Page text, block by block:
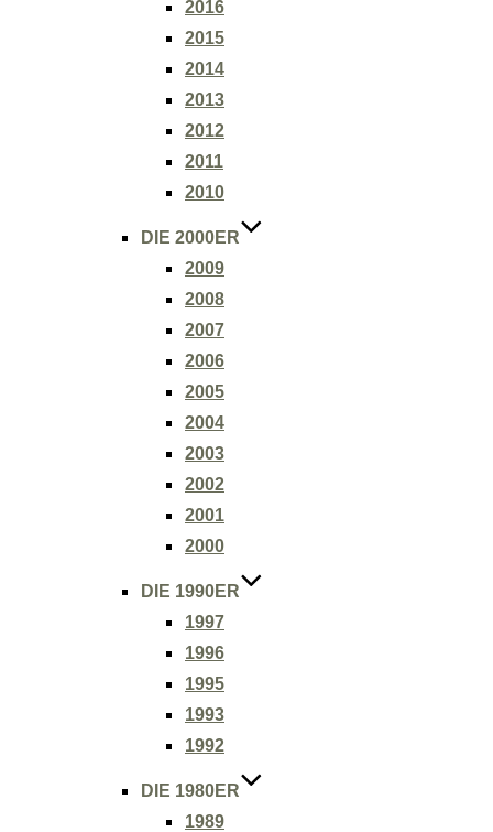
2016
2015
2014
2013
2012
2011
2010
DIE 2000ER
2009
2008
2007
2006
2005
2004
2003
2002
2001
2000
DIE 1990ER
1997
1996
1995
1993
1992
DIE 1980ER
1989